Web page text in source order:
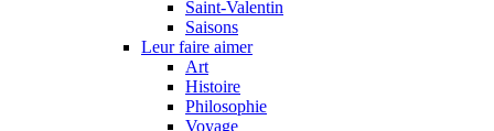
Saint-Valentin
Saisons
Leur faire aimer
Art
Histoire
Philosophie
Voyage